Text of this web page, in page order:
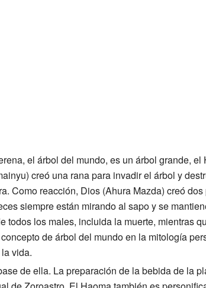
el árbol del mundo, es un árbol grande,
creó una rana para invadir el árbol y
Como reacción, Dios (Ahura Mazda) creó
siempre están mirando al sapo y se
todos los males, incluida la muerte, mientras
de árbol del mundo en la mitología
vida.
de ella. La preparación de la bebida de la